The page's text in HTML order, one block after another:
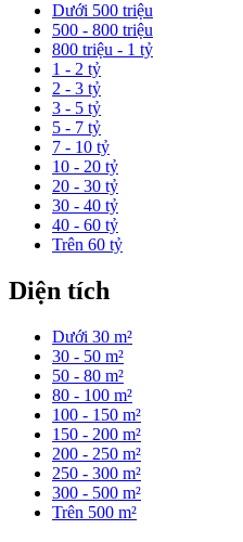
Dưới 500 triệu
500 - 800 triệu
800 triệu - 1 tỷ
1 - 2 tỷ
2 - 3 tỷ
3 - 5 tỷ
5 - 7 tỷ
7 - 10 tỷ
10 - 20 tỷ
20 - 30 tỷ
30 - 40 tỷ
40 - 60 tỷ
Trên 60 tỷ
Diện tích
Dưới 30 m²
30 - 50 m²
50 - 80 m²
80 - 100 m²
100 - 150 m²
150 - 200 m²
200 - 250 m²
250 - 300 m²
300 - 500 m²
Trên 500 m²